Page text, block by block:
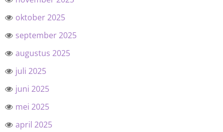
oktober 2025
september 2025
augustus 2025
juli 2025
juni 2025
mei 2025
april 2025